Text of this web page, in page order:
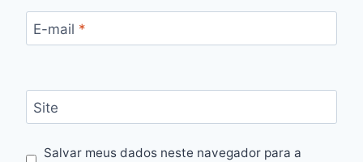
E-mail *
Site
Salvar meus dados neste navegador para a